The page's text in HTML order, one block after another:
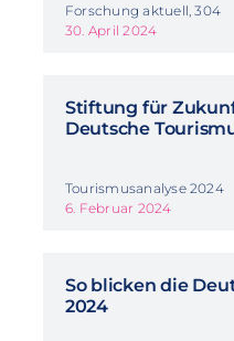
Forschung aktuell, 304
30. April 2024
Stiftung für
Deutsche
Tourismusanalyse 2024
6. Februar 2024
So blicken die
2024